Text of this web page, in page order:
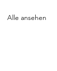
Alle ansehen